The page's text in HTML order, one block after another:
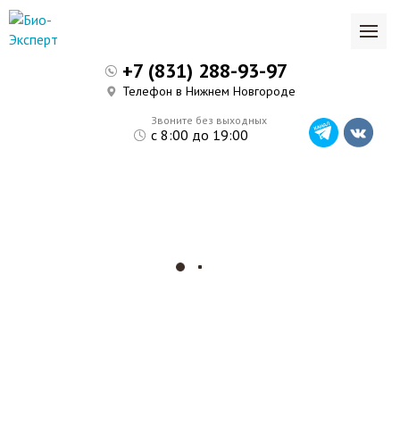
Звоните без выходных
с 8:00 до 19:00
+7 (831) 288-93-97
Телефон в Нижнем Новгороде